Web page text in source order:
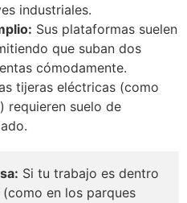
industriales.
Sus plataformas suelen
que suban dos
cómodamente.
tijeras eléctricas (como
) requieren suelo de
Si tu trabajo es dentro
en los parques